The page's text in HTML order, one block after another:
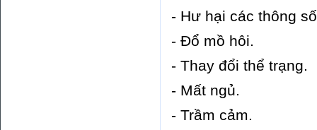
- Hư hại các thông
- Đổ mồ hôi.
- Thay đổi thể trạng.
- Mất ngủ.
- Trầm cảm.